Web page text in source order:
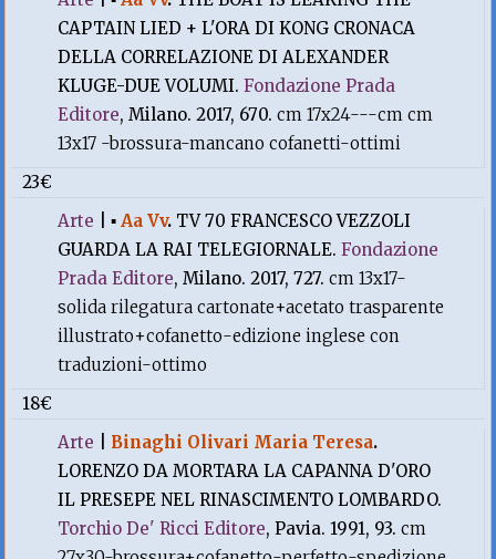
CAPTAIN LIED + L'ORA DI KONG CRONACA
DELLA CORRELAZIONE DI ALEXANDER
KLUGE-DUE VOLUMI.Fondazione Prada
Editore, Milano. 2017, 670.cm 17x24---cm cm
13x17 -brossura-mancano cofanetti-ottimi
23€
Arte |▪Aa Vv. TV 70 FRANCESCO VEZZOLI
GUARDA LA RAI TELEGIORNALE.Fondazione
Prada Editore, Milano. 2017, 727.cm 13x17-
solida rilegatura cartonate+acetato trasparente
illustrato+cofanetto-edizione inglese con
traduzioni-ottimo
18€
Arte
Binaghi Olivari Maria Teresa.
LORENZO DA MORTARA LA CAPANNA D'ORO
IL PRESEPE NEL RINASCIMENTO LOMBARDO.
Torchio De' Ricci Editore, Pavia. 1991, 93.cm